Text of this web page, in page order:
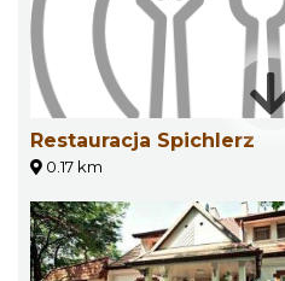
Restauracja Spichlerz
0.17 km